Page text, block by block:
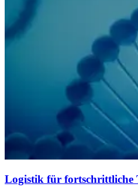
Logistik für fortschrittliche